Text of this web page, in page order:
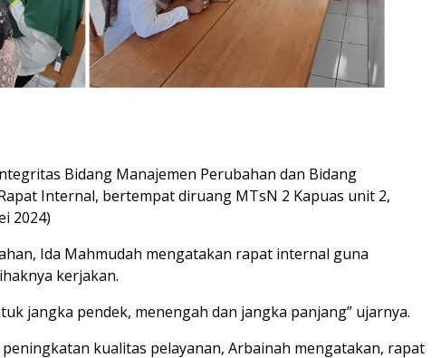
Bidang Manajemen Perubahan dan Bidang
Internal, bertempat diruang MTsN 2 Kapuas unit 2,
2024)
Ida Mahmudah mengatakan rapat internal guna
kerjakan.
jangka pendek, menengah dan jangka panjang” ujarnya.
kualitas pelayanan, Arbainah mengatakan, rapat